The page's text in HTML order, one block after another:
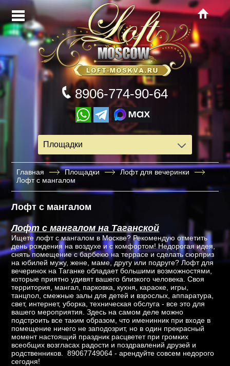
8906-774-90-64
Площадки
Главная Площадки
Лофт для вечеринки
Лофт с мангалом
Лофт с мангалом
Лофт с мангалом на Таганской
Ищете лофт с мангалом в Москве? Рекомендую отметить
день рождения на воздухе и с комфортом! Недорогая идея,
снять помещение с барбекю на террасе и сделать сюрприз
на юбилей мужу, жене, маме, другу или подруге? Лофт для
вечеринок на Таганке обладает большими возможностями,
которые приятно удивят вашего близкого человека. Своя
территория, мангал, парковка, кухня, караоке, игры,
танцпол, смежные залы для детей и взрослых, аппаратура,
свет, интернет, уборка, техническая обслуга - все это для
вашего мероприятия. Здесь на самом деле можно
подстроить все таким образом, что именинник при входе в
помещение ничего не заподозрит, но в один прекрасный
момент настоящий праздник расцветет при громких
всеобщих возгласах радости и поздравлений друзей и
родственников. 89067749064 - арендуйте совсем недорого
сегодня!